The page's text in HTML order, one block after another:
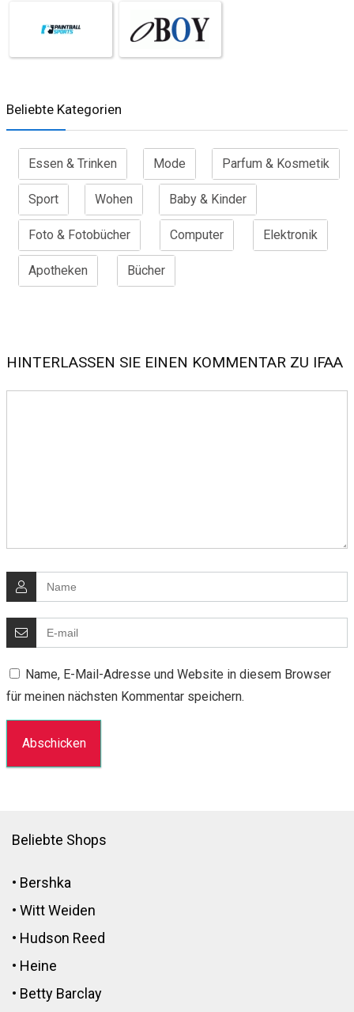
Beliebte Kategorien
Essen & Trinken Mode Parfum & Kosmetik
Sport Wohen Baby & Kinder
Foto & Fotobücher Computer Elektronik
Apotheken Bücher
HINTERLASSEN SIE EINEN KOMMENTAR ZU IFAA
Name, E-Mail-Adresse und Website in diesem Browser
für meinen nächsten Kommentar speichern.
Beliebte Shops
• Bershka
• Witt Weiden
• Hudson Reed
• Heine
• Betty Barclay